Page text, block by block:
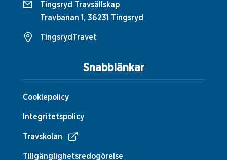
Snabblänkar
Cookiepolicy
Integritetspolicy
Travskolan
Tillgänglighetsredogörelse
Tingsryd Travsällskap
Travbanan 1, 36231 Tingsryd
TingsrydTravet